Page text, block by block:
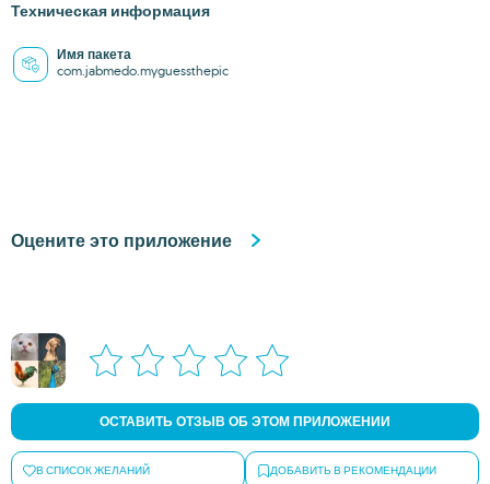
Техническая информация
Имя пакета
com.jabmedo.myguessthepic
Оцените это приложение
ОСТАВИТЬ ОТЗЫВ ОБ ЭТОМ ПРИЛОЖЕНИИ
В СПИСОК ЖЕЛАНИЙ ДОБАВИТЬ В РЕКОМЕНДАЦИИ